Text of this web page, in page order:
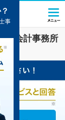
・会計事務所
事